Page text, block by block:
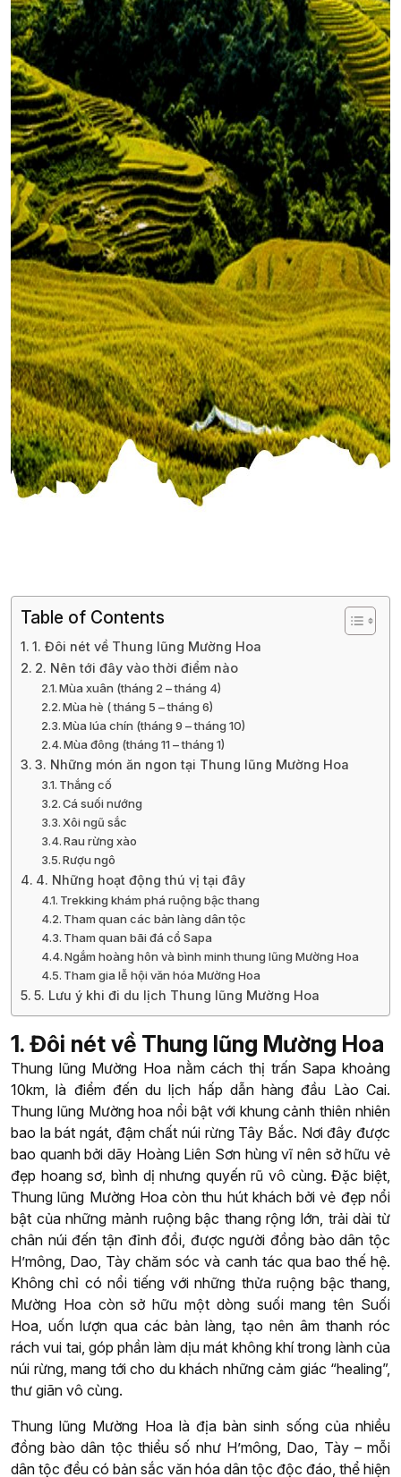
Table of Contents
1. Đôi nét về Thung lũng Mường Hoa
2. Nên tới đây vào thời điểm nào
Mùa xuân (tháng 2 – tháng 4)
Mùa hè ( tháng 5 – tháng 6)
Mùa lúa chín (tháng 9 – tháng 10)
Mùa đông (tháng 11 – tháng 1)
3. Những món ăn ngon tại Thung lũng Mường Hoa
Thắng cố
Cá suối nướng
Xôi ngũ sắc
Rau rừng xào
Rượu ngô
4. Những hoạt động thú vị tại đây
Trekking khám phá ruộng bậc thang
Tham quan các bản làng dân tộc
Tham quan bãi đá cổ Sapa
Ngắm hoàng hôn và bình minh thung lũng Mường Hoa
Tham gia lễ hội văn hóa Mường Hoa
5. Lưu ý khi đi du lịch Thung lũng Mường Hoa
1. Đôi nét về Thung lũng Mường Hoa
Thung lũng Mường Hoa nằm cách thị trấn Sapa khoảng
10km, là điểm đến du lịch hấp dẫn hàng đầu Lào Cai.
Thung lũng Mường hoa nổi bật với khung cảnh thiên nhiên
bao la bát ngát, đậm chất núi rừng Tây Bắc. Nơi đây được
bao quanh bởi dãy Hoàng Liên Sơn hùng vĩ nên sở hữu vẻ
đẹp hoang sơ, bình dị nhưng quyến rũ vô cùng. Đặc biệt,
Thung lũng Mường Hoa còn thu hút khách bởi vẻ đẹp nổi
bật của những mảnh ruộng bậc thang rộng lớn, trải dài từ
chân núi đến tận đỉnh đồi, được người đồng bào dân tộc
H’mông, Dao, Tày chăm sóc và canh tác qua bao thế hệ.
Không chỉ có nổi tiếng với những thửa ruộng bậc thang,
Mường Hoa còn sở hữu một dòng suối mang tên Suối
Hoa, uốn lượn qua các bản làng, tạo nên âm thanh róc
rách vui tai, góp phần làm dịu mát không khí trong lành của
núi rừng, mang tới cho du khách những cảm giác “healing”,
thư giãn vô cùng.
Thung lũng Mường Hoa là địa bàn sinh sống của nhiều
đồng bào dân tộc thiểu số như H’mông, Dao, Tày – mỗi
dân tộc đều có bản sắc văn hóa dân tộc độc đáo, thể hiện